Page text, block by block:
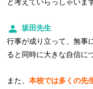
と考えていらっしゃいま
坂田先生
行事が成り立って、無事
ると同時に大きな自信に
また、本校では多くの先